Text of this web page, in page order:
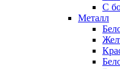
С
Металл